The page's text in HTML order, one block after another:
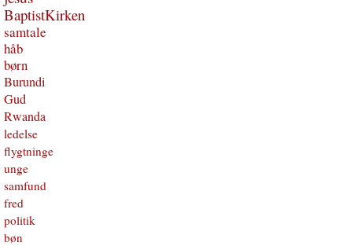
BaptistKirken
samtale
håb
børn
Burundi
Gud
Rwanda
ledelse
flygtninge
unge
samfund
fred
politik
bøn